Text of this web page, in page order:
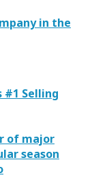
in the
#1 Selling
of major
season